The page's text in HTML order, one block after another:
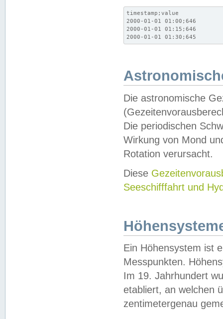
timestamp;value
2000-01-01 01:00;646
2000-01-01 01:15;646
2000-01-01 01:30;645
Die astronomische
Die periodischen
Wirkung von Mond
Rotation verursacht.
Diese
Seeschifffahrt und
Ein Höhensystem ist
Messpunkten.
Im 19. Jahrhundert
etabliert, an welchen
zentimetergenau